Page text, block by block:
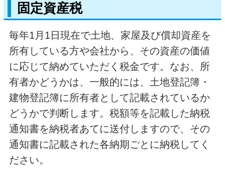
固定資産税
毎年1月1日現在で土地、家屋及び償却資産を
所有している方や会社から、その資産の価値
に応じて納めていただく税金です。なお、所
有者かどうかは、一般的には、土地登記簿・
建物登記簿に所有者として記載されているか
どうかで判断します。税額等を記載した納税
通知書を納税者あてに送付しますので、その
通知書に記載された各納期ごとに納税してく
ださい。